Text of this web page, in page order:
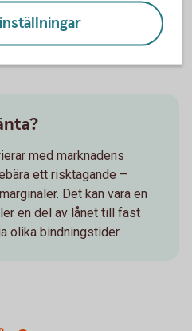
med marknadens
ett risktagande –
Det kan vara en
en del av lånet till fast
olika bindningstider.